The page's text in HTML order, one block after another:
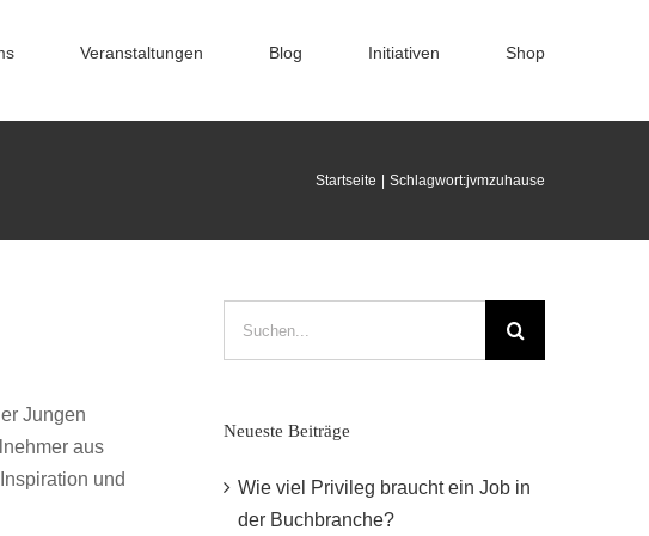
Veranstaltungen Blog Initiativen Shop
Startseite Schlagwort:jvmzuhause
Jungen
aus
und
Neueste Beiträge
Wie viel Privileg braucht ein Job in
der Buchbranche?